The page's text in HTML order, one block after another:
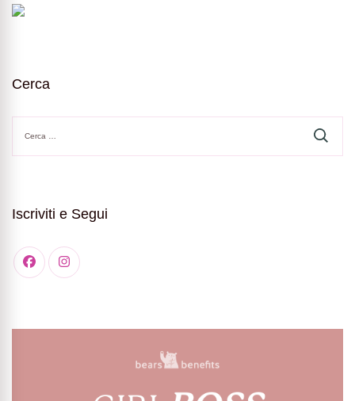
Cerca
per:
Iscriviti e Segui